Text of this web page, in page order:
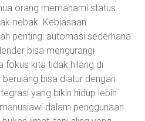
orang memahami status
nebak. Kebiasaan
penting: automasi sederhana
bisa mengurangi
fokus kita tidak hilang di
bisa diatur dengan
yang bikin hidup lebih
dalam penggunaan